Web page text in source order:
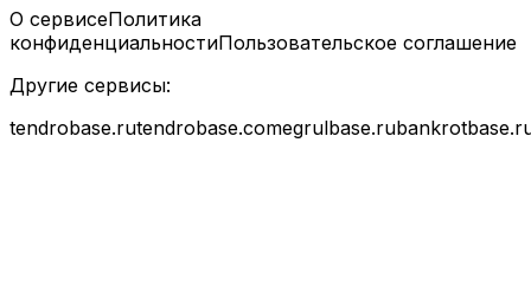
О сервисеПолитика
конфиденциальностиПользовательское соглашение
Другие сервисы:
tendrobase.rutendrobase.comegrulbase.ru